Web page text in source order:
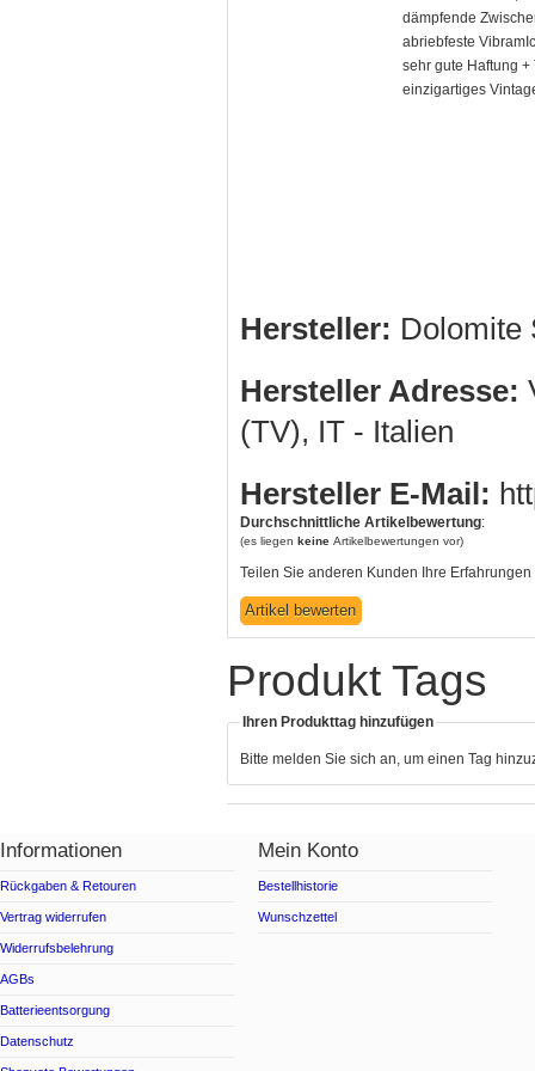
dämpfende
abriebfeste
sehr gute Haftung
einzigartiges
Hersteller: Dolomite
Hersteller Adresse:
(TV), IT - Italien
Hersteller E-Mail:
Durchschnittliche Artikelbewertung:
(es liegen keine Artikelbewertungen vor)
Teilen Sie anderen Kunden Ihre Erfahrungen
Produkt Tags
Ihren Produkttag hinzufügen
Bitte melden Sie sich an, um einen Tag
Informationen
Rückgaben & Retouren
Vertrag widerrufen
Widerrufsbelehrung
AGBs
Batterieentsorgung
Datenschutz
Mein Konto
Bestellhistorie
Wunschzettel